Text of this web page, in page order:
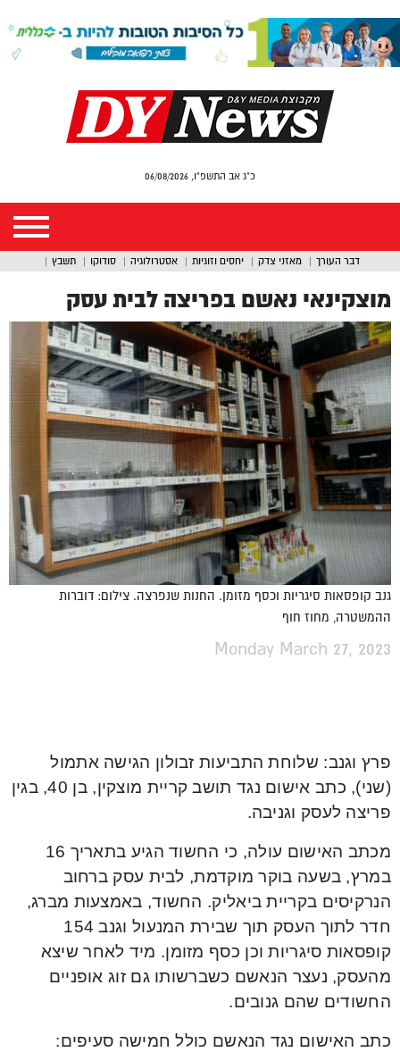
כ"ג אב התשפ"ו, 06/08/2026
דבר העורך מאזני צדק יחסים וזוגיות אסטרולוגיה סודוקו תשבץ
מוצקינאי נאשם בפריצה לבית עסק
גנב קופסאות סיגריות וכסף מזומן. החנות שנפרצה. צילום: דוברות
ההמשטרה, מחוז חוף
Monday March 27, 2023
פרץ וגנב: שלוחת התביעות זבולון הגישה אתמול
(שני), כתב אישום נגד תושב קריית מוצקין, בן 40, בגין
פריצה לעסק וגניבה.
מכתב האישום עולה, כי החשוד הגיע בתאריך 16
במרץ, בשעה בוקר מוקדמת, לבית עסק ברחוב
הנרקיסים בקריית ביאליק. החשוד, באמצעות מברג,
חדר לתוך העסק תוך שבירת המנעול וגנב 154
קופסאות סיגריות וכן כסף מזומן. מיד לאחר שיצא
מהעסק, נעצר הנאשם כשברשותו גם זוג אופניים
החשודים שהם גנובים.
כתב האישום נגד הנאשם כולל חמישה סעיפים: